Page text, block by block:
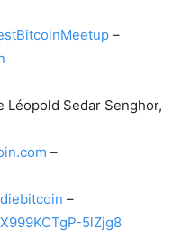
–
Léopold Sedar Senghor,
–
–
5lZjg8